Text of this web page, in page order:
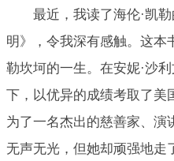
最近，我读了海伦·凯
明》，令我深有感触。这本
勒坎坷的一生。在安妮·沙
下，以优异的成绩考取了
为了一名杰出的慈善家、演
无声无光，但她却顽强地走